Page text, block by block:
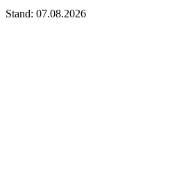
Stand: 07.08.2026